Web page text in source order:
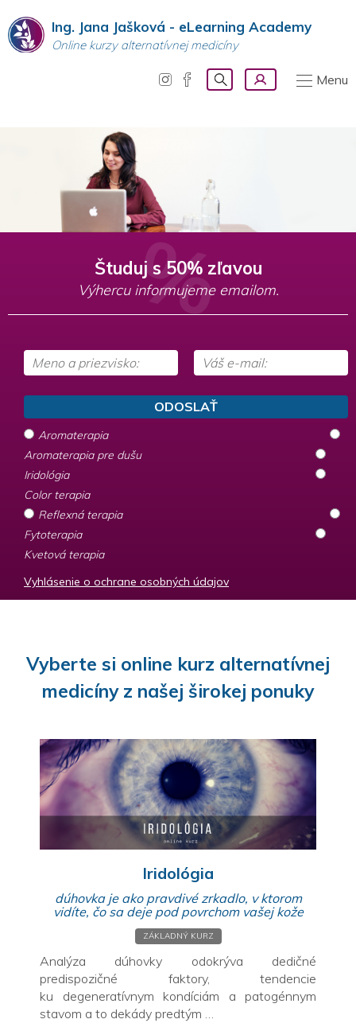
Ing. Jana Jašková - eLearning Academy
Online kurzy alternatívnej medicíny
Menu
Študuj s 50% zľavou
Výhercu informujeme emailom.
Aromaterapia
Aromaterapia pre dušu
Iridológia
Color terapia
Reflexná terapia
Fytoterapia
Kvetová terapia
Vyhlásenie o ochrane osobných údajov
Vyberte si online kurz alternatívnej
medicíny z našej širokej ponuky
Iridológia
dúhovka je ako pravdivé zrkadlo, v ktorom
vidíte, čo sa deje pod povrchom vašej kože
ZÁKLADNÝ KURZ
Analýza dúhovky odokrýva dedičné
predispozičné faktory, tendencie
ku degeneratívnym kondíciám a patogénnym
stavom a to dekády predtým …